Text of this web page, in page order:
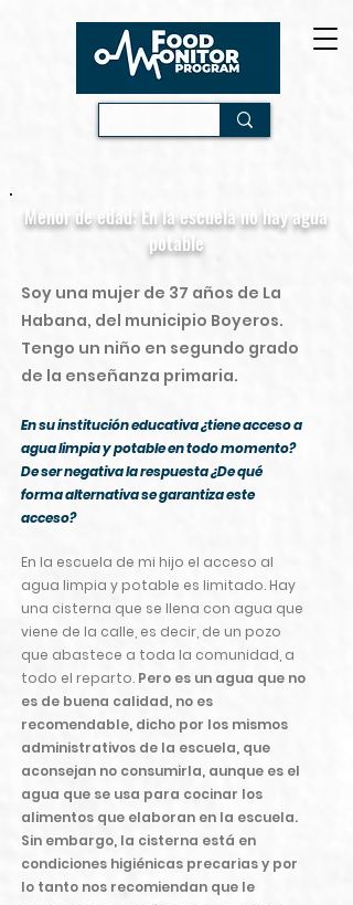
Menor de edad: En la escuela no hay agua
potable
Soy una mujer de 37 años de La
Habana, del municipio Boyeros.
Tengo un niño en segundo grado
de la enseñanza primaria.
En su institución educativa ¿tiene acceso a
agua limpia y potable en todo momento?
De ser negativa la respuesta ¿De qué
forma alternativa se garantiza este
acceso?
En la escuela de mi hijo el acceso al
agua limpia y potable es limitado. Hay
una cisterna que se llena con agua que
viene de la calle, es decir, de un pozo
que abastece a toda la comunidad, a
todo el reparto. Pero es un agua que no
es de buena calidad, no es
recomendable, dicho por los mismos
administrativos de la escuela, que
aconsejan no consumirla, aunque es el
agua que se usa para cocinar los
alimentos que elaboran en la escuela.
Sin embargo, la cisterna está en
condiciones higiénicas precarias y por
lo tanto nos recomiendan que le